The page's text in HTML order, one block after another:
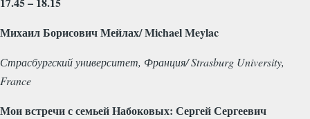
МихаилБорисовичМейлах/ Michael Meylac
Страсбургскийуниверситет, Франция/ Strasburg University,
France
МоивстречиссемьейНабоковых: СергейСергеевич